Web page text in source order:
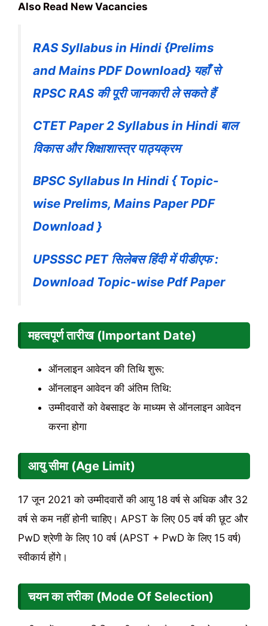
Also Read New Vacancies
RAS Syllabus in Hindi {Prelims
and Mains PDF Download} यहाँ से
RPSC RAS की पूरी जानकारी ले सकते हैं
CTET Paper 2 Syllabus in Hindi बाल
विकास और शिक्षाशास्त्र पाठ्यक्रम
BPSC Syllabus In Hindi { Topic-
wise Prelims, Mains Paper PDF
Download }
UPSSSC PET सिलेबस हिंदी में पीडीएफ :
Download Topic-wise Pdf Paper
महत्वपूर्ण तारीख (Important Date)
ऑनलाइन आवेदन की तिथि शुरू:
ऑनलाइन आवेदन की अंतिम तिथि:
उम्मीदवारों को वेबसाइट के माध्यम से ऑनलाइन आवेदन
करना होगा
आयु सीमा (Age Limit)
17 जून 2021 को उम्मीदवारों की आयु 18 वर्ष से अधिक और 32
वर्ष से कम नहीं होनी चाहिए। APST के लिए 05 वर्ष की छूट और
PwD श्रेणी के लिए 10 वर्ष (APST + PwD के लिए 15 वर्ष)
स्वीकार्य होंगे।
चयन का तरीका (Mode Of Selection)